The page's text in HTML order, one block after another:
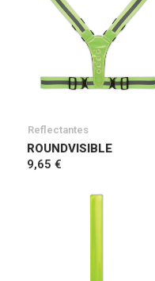
Reflectantes
ROUNDVISIBLE
9,65 €